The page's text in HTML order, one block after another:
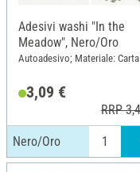
Adesivi washi "In the
Meadow", Nero/Oro
Autoadesivo; Materiale: Carta
3,09 €
RRP
Nero/Oro